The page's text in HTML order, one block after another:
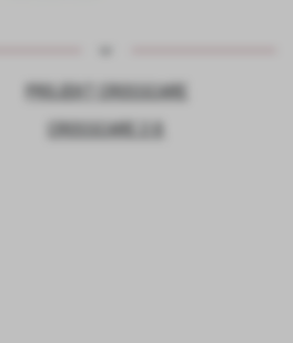
PROJEKT CROSSCARE
CROSSCARE 2.0